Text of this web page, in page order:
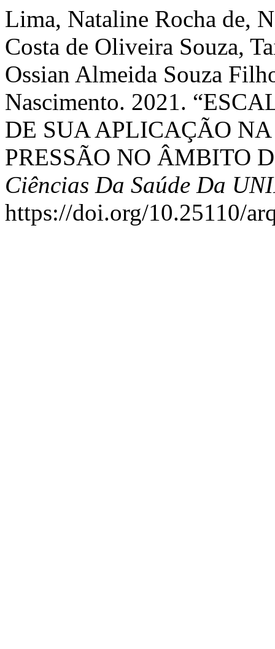
Lima, Nataline Rocha de,
Costa de Oliveira Souza,
Ossian Almeida Souza
Nascimento. 2021.
DE SUA APLICAÇÃO
PRESSÃO NO ÂMBITO
Ciências Da Saúde Da
https://doi.org/10.25110/